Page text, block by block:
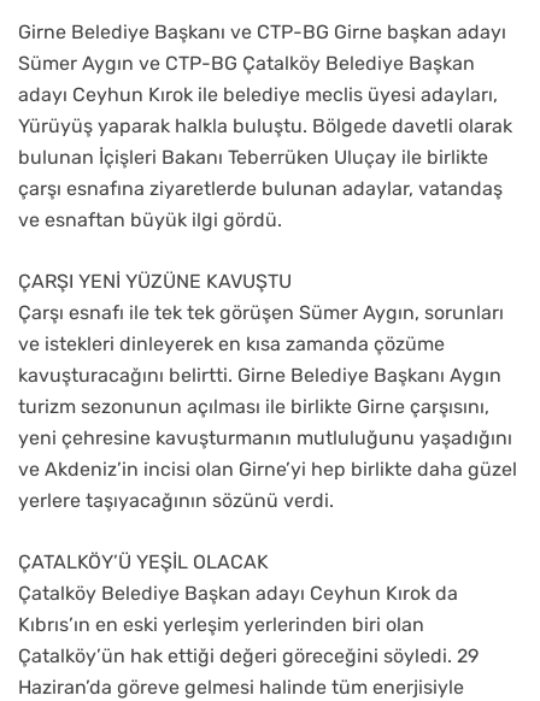
Girne Belediye Başkanı ve CTP-BG Girne başkan adayı
Sümer Aygın ve CTP-BG Çatalköy Belediye Başkan
adayı Ceyhun Kırok ile belediye meclis üyesi adayları,
Yürüyüş yaparak halkla buluştu. Bölgede davetli olarak
bulunan İçişleri Bakanı Teberrüken Uluçay ile birlikte
çarşı esnafına ziyaretlerde bulunan adaylar, vatandaş
ve esnaftan büyük ilgi gördü.
ÇARŞI YENİ YÜZÜNE KAVUŞTU
Çarşı esnafı ile tek tek görüşen Sümer Aygın, sorunları
ve istekleri dinleyerek en kısa zamanda çözüme
kavuşturacağını belirtti. Girne Belediye Başkanı Aygın
turizm sezonunun açılması ile birlikte Girne çarşısını,
yeni çehresine kavuşturmanın mutluluğunu yaşadığını
ve Akdeniz’in incisi olan Girne’yi hep birlikte daha güzel
yerlere taşıyacağının sözünü verdi.
ÇATALKÖY’Ü YEŞİL OLACAK
Çatalköy Belediye Başkan adayı Ceyhun Kırok da
Kıbrıs’ın en eski yerleşim yerlerinden biri olan
Çatalköy’ün hak ettiği değeri göreceğini söyledi. 29
Haziran’da göreve gelmesi halinde tüm enerjisiyle